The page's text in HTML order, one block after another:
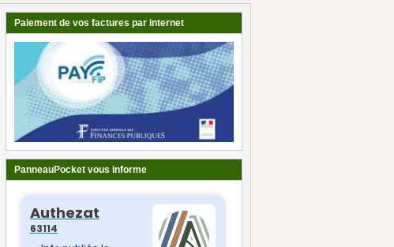
Paiement de vos factures par internet
PanneauPocket vous informe